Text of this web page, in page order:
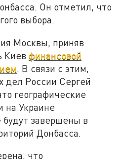
Он отметил, что
выбора.
Москвы, приняв
Киевфинансовой
. В связи с этим,
дел России Сергей
географические
на Украине
завершены в
Донбасса.
что